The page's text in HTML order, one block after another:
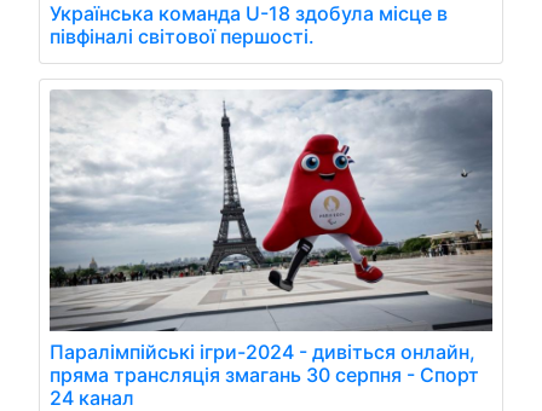
Українська команда U-18 здобула місце в
півфіналі світової першості.
Паралімпійські ігри-2024 - дивіться онлайн,
пряма трансляція змагань 30 серпня - Спорт
24 канал